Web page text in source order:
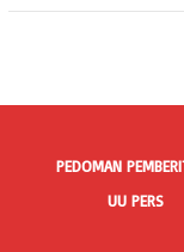
PEDOMAN
UU PERS